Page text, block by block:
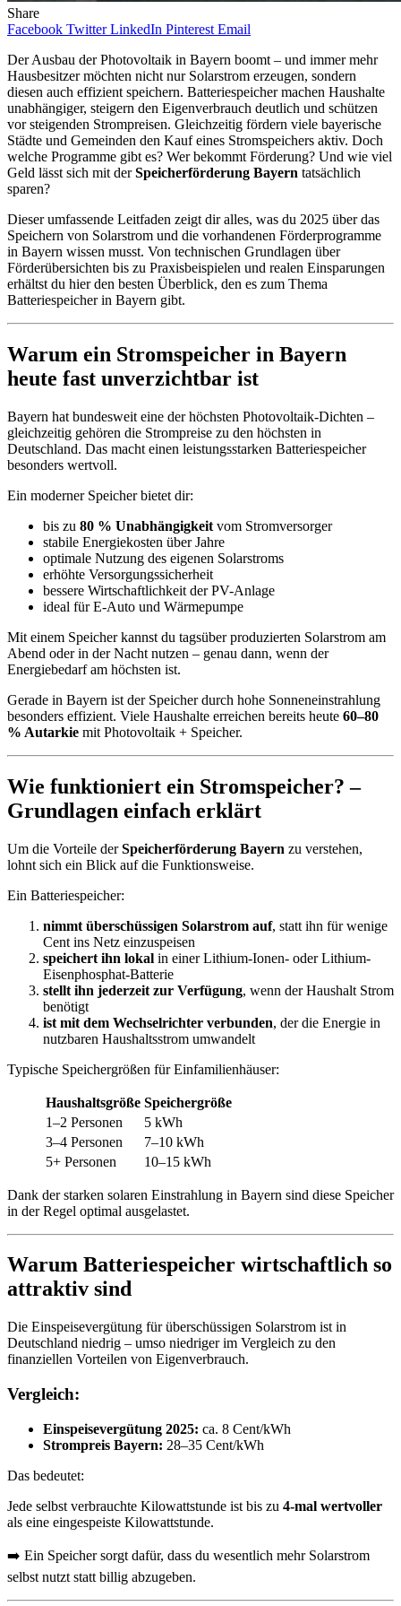
Share
Facebook Twitter LinkedIn Pinterest Email
Der Ausbau der Photovoltaik in Bayern boomt – und immer mehr
Hausbesitzer möchten nicht nur Solarstrom erzeugen, sondern
diesen auch effizient speichern. Batteriespeicher machen Haushalte
unabhängiger, steigern den Eigenverbrauch deutlich und schützen
vor steigenden Strompreisen. Gleichzeitig fördern viele bayerische
Städte und Gemeinden den Kauf eines Stromspeichers aktiv. Doch
welche Programme gibt es? Wer bekommt Förderung? Und wie viel
Geld lässt sich mit derSpeicherförderung Bayern tatsächlich
sparen?
Dieser umfassende Leitfaden zeigt dir alles, was du 2025 über das
Speichern von Solarstrom und die vorhandenen Förderprogramme
in Bayern wissen musst. Von technischen Grundlagen über
Förderübersichten bis zu Praxisbeispielen und realen Einsparungen
erhältst du hier den besten Überblick, den es zum Thema
Batteriespeicher in Bayern gibt.
Warum ein Stromspeicher in Bayern
heute fast unverzichtbar ist
Bayern hat bundesweit eine der höchsten Photovoltaik-Dichten –
gleichzeitig gehören die Strompreise zu den höchsten in
Deutschland. Das macht einen leistungsstarken Batteriespeicher
besonders wertvoll.
Ein moderner Speicher bietet dir:
bis zu 80 % Unabhängigkeit vom Stromversorger
stabile Energiekosten über Jahre
optimale Nutzung des eigenen Solarstroms
erhöhte Versorgungssicherheit
bessere Wirtschaftlichkeit der PV-Anlage
ideal für E-Auto und Wärmepumpe
Mit einem Speicher kannst du tagsüber produzierten Solarstrom am
Abend oder in der Nacht nutzen – genau dann, wenn der
Energiebedarf am höchsten ist.
Gerade in Bayern ist der Speicher durch hohe Sonneneinstrahlung
besonders effizient. Viele Haushalte erreichen bereits heute 60–80
% Autarkie mit Photovoltaik + Speicher.
Wie funktioniert ein Stromspeicher? –
Grundlagen einfach erklärt
Um die Vorteile derSpeicherförderung Bayern zu verstehen,
lohnt sich ein Blick auf die Funktionsweise.
Ein Batteriespeicher:
nimmt überschüssigen Solarstrom auf, statt ihn für wenige
Cent ins Netz einzuspeisen
speichert ihn lokal in einer Lithium-Ionen- oder Lithium-
Eisenphosphat-Batterie
stellt ihn jederzeit zur Verfügung, wenn der Haushalt Strom
benötigt
ist mit dem Wechselrichter verbunden, der die Energie in
nutzbaren Haushaltsstrom umwandelt
Typische Speichergrößen für Einfamilienhäuser:
Haushaltsgröße Speichergröße
1–2 Personen
5 kWh
3–4 Personen
7–10 kWh
5+ Personen
10–15 kWh
Dank der starken solaren Einstrahlung in Bayern sind diese Speicher
in der Regel optimal ausgelastet.
Warum Batteriespeicher wirtschaftlich so
attraktiv sind
Die Einspeisevergütung für überschüssigen Solarstrom ist in
Deutschland niedrig – umso niedriger im Vergleich zu den
finanziellen Vorteilen von Eigenverbrauch.
Vergleich:
Einspeisevergütung 2025: ca. 8 Cent/kWh
Strompreis Bayern: 28–35 Cent/kWh
Das bedeutet:
Jede selbst verbrauchte Kilowattstunde ist bis zu 4-mal wertvoller
als eine eingespeiste Kilowattstunde.
➡️ Ein Speicher sorgt dafür, dass du wesentlich mehr Solarstrom
selbst nutzt statt billig abzugeben.